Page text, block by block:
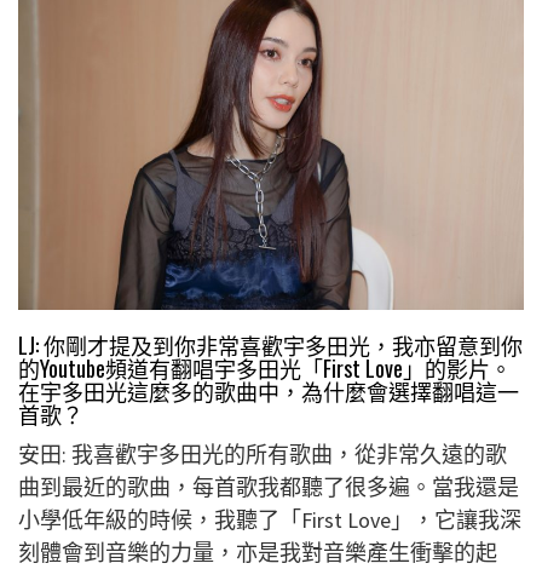
LJ: 你剛才提及到你非常喜歡宇多田光，我亦留意到你
的Youtube頻道有翻唱宇多田光「First Love」的影片。
在宇多田光這麼多的歌曲中，為什麼會選擇翻唱這一
首歌？
安田: 我喜歡宇多田光的所有歌曲，從非常久遠的歌
曲到最近的歌曲，每首歌我都聽了很多遍。當我還是
小學低年級的時候，我聽了「First Love」，它讓我深
刻體會到音樂的力量，亦是我對音樂產生衝擊的起